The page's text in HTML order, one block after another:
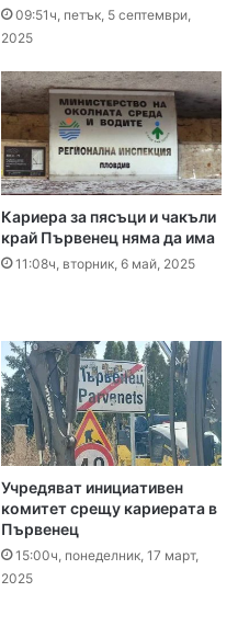
09:51ч, петък, 5 септември,
2025
Кариера за пясъци и чакъли
край Първенец няма да има
11:08ч, вторник, 6 май, 2025
Учредяват инициативен
комитет срещу кариерата в
Първенец
15:00ч, понеделник, 17 март,
2025